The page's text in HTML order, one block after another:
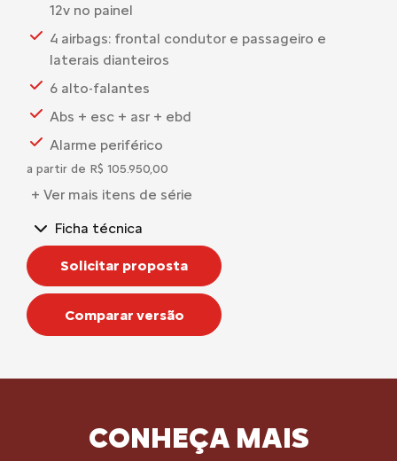
12v no painel
4 airbags: frontal condutor e passageiro e
laterais dianteiros
6 alto-falantes
Abs + esc + asr + ebd
Alarme periférico
a partir de R$ 105.950,00
+ Ver mais itens de série
Ficha técnica
Solicitar proposta
Comparar versão
CONHEÇA MAIS